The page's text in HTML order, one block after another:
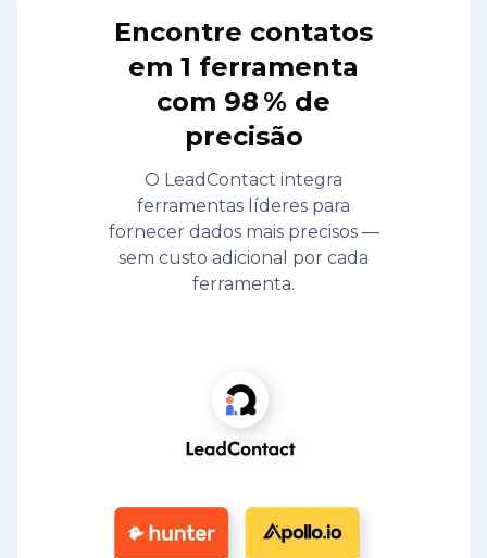
Encontre contatos
em 1 ferramenta
com 98 % de
precisão
O LeadContact integra
ferramentas líderes para
fornecer dados mais precisos —
sem custo adicional por cada
ferramenta.